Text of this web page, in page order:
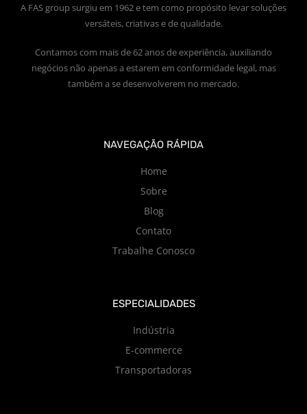
A FAS group surgiu em 1962 e tem como propósito levar soluções
versáteis, criativas e de qualidade.
Contamos com mais de 62 anos de experiência, auxiliando
negócios não apenas a estarem em conformidade legal, mas
também a se desenvolverem no mercado.
NAVEGAÇÃO RÁPIDA
Home
Sobre
Blog
Contato
Trabalhe Conosco
ESPECIALIDADES
Indústria
E-commerce
Transportadoras